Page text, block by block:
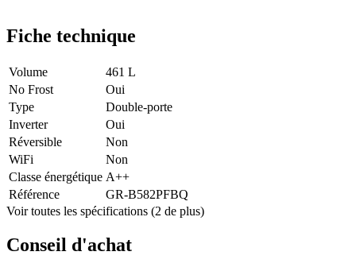
Fiche technique
Volume
461 L
No Frost
Oui
Type
Double-porte
Inverter
Oui
Réversible
Non
WiFi
Non
Classe énergétique A++
Référence
GR-B582PFBQ
Voir toutes les spécifications (2 de plus)
Conseil d'achat